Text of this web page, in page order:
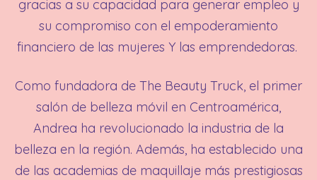
gracias a su capacidad para generar empleo y
su compromiso con el empoderamiento
financiero de las mujeres Y las emprendedoras.
Como fundadora de The Beauty Truck, el primer
salón de belleza móvil en Centroamérica,
Andrea ha revolucionado la industria de la
belleza en la región. Además, ha establecido una
de las academias de maquillaje más prestigiosas